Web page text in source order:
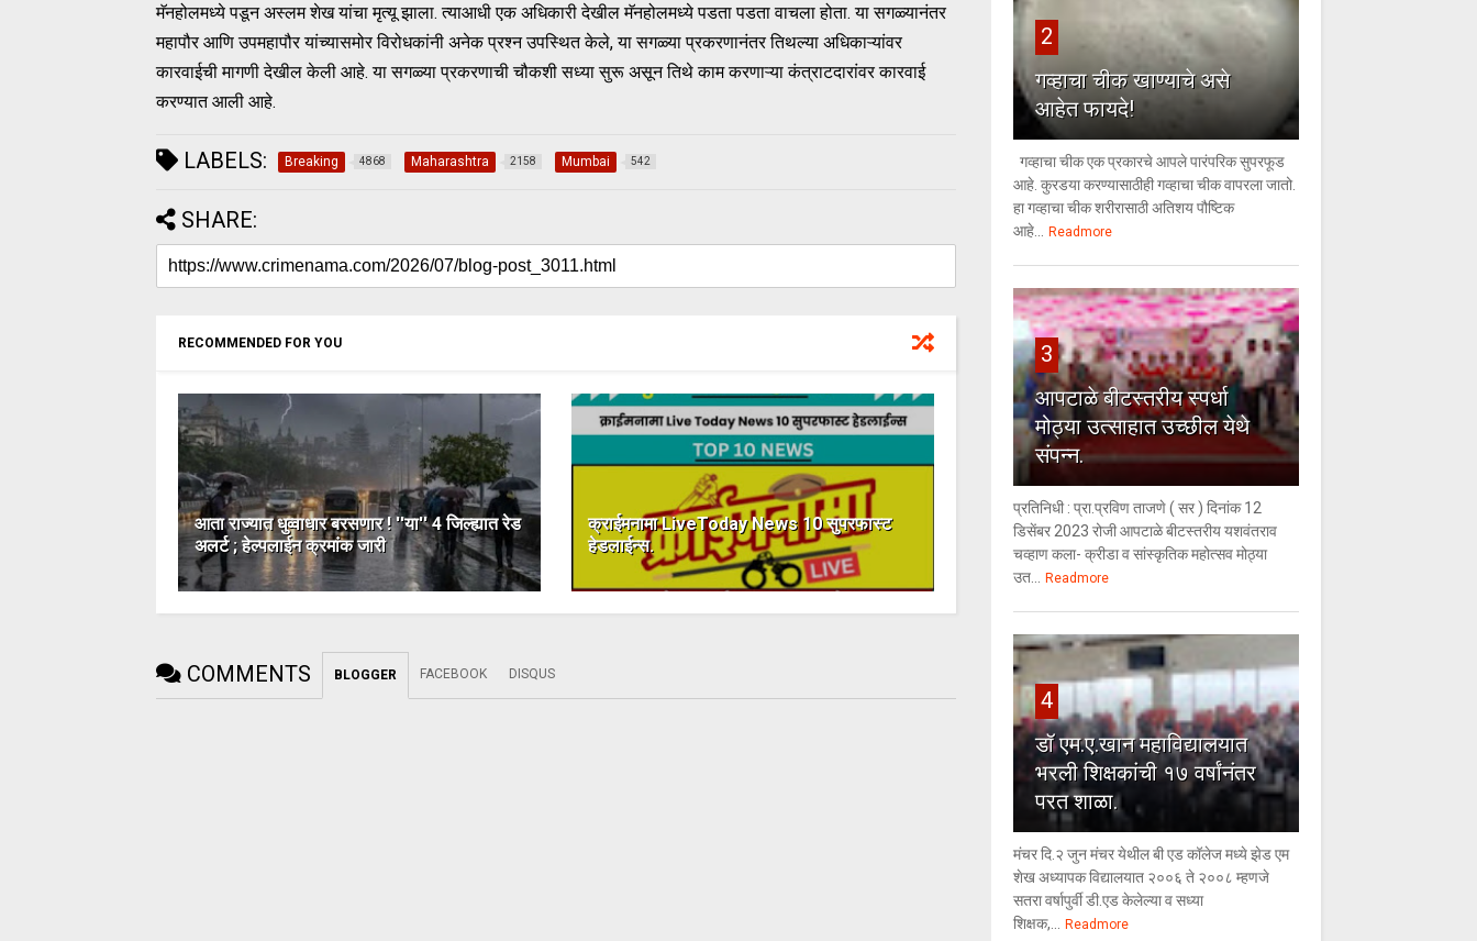
मॅनहोलमध्ये पडून अस्लम शेख यांचा मृत्यू झाला. त्याआधी एक अधिकारी देखील मॅनहोलमध्ये पडता पडता वाचला होता. या सगळ्यानंतर
महापौर आणि उपमहापौर यांच्यासमोर विरोधकांनी अनेक प्रश्न उपस्थित केले, या सगळ्या प्रकरणानंतर तिथल्या अधिकाऱ्यांवर
कारवाईची मागणी देखील केली आहे. या सगळ्या प्रकरणाची चौकशी सध्या सुरू असून तिथे काम करणाऱ्या कंत्राटदारांवर कारवाई
करण्यात आली आहे.
LABELS: Breaking 4868 Maharashtra 2158 Mumbai 542
SHARE:
RECOMMENDED FOR YOU
आता राज्यात धुव्वाधार बरसणार ! ''या'' 4 जिल्ह्यात रेड
अलर्ट ; हेल्पलाईन क्रमांक जारी
क्राईमनामा LiveToday News 10 सुपरफास्ट
हेडलाईन्स.
COMMENTS BLOGGER FACEBOOK DISQUS
2
गव्हाचा चीक खाण्याचे असे
आहेत फायदे!
गव्हाचा चीक एक प्रकारचे आपले पारंपरिक सुपरफूड
आहे. कुरडया करण्यासाठीही गव्हाचा चीक वापरला जातो.
हा गव्हाचा चीक शरीरासाठी अतिशय पौष्टिक
आहे... Readmore
3
आपटाळे बीटस्तरीय स्पर्धा
मोठ्या उत्साहात उच्छील येथे
संपन्न.
प्रतिनिधी : प्रा.प्रविण ताजणे ( सर ) दिनांक 12
डिसेंबर 2023 रोजी आपटाळे बीटस्तरीय यशवंतराव
चव्हाण कला- क्रीडा व सांस्कृतिक महोत्सव मोठ्या
उत... Readmore
4
डॉ एम.ए.खान महाविद्यालयात
भरली शिक्षकांची १७ वर्षांनंतर
परत शाळा.
मंचर दि.२ जुन मंचर येथील बी एड कॉलेज मध्ये झेड एम
शेख अध्यापक विद्यालयात २००६ ते २००८ म्हणजे
सतरा वर्षापुर्वी डी.एड केलेल्या व सध्या
शिक्षक,... Readmore